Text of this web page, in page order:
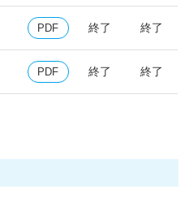
PDF 終了 終了
PDF 終了 終了